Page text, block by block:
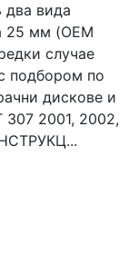
два вида
25 мм (OEM
случае
подбором по
дискове и
307 2001, 2002,